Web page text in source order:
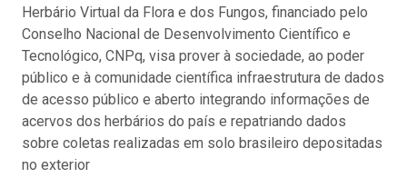
Herbário Virtual da Flora e dos Fungos, financiado pelo
Conselho Nacional de Desenvolvimento Científico e
Tecnológico, CNPq, visa prover à sociedade, ao poder
público e à comunidade científica infraestrutura de dados
de acesso público e aberto integrando informações de
acervos dos herbários do país e repatriando dados
sobre coletas realizadas em solo brasileiro depositadas
no exterior